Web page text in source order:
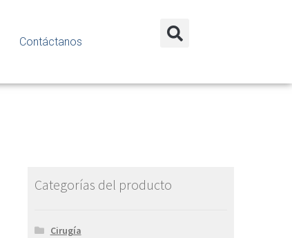
Contáctanos
Categorías del producto
Cirugía